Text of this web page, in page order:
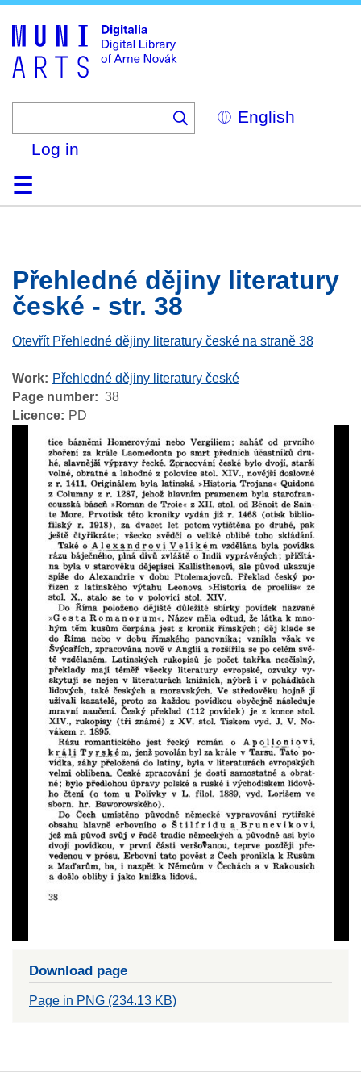
Select
your
Log in
HomeBrowse
Search
About
HelpContactDigitalia
Přehledné dějiny literatury
české - str. 38
Otevřít Přehledné dějiny literatury české na straně 38
Work
Přehledné dějiny literatury české
Page number
38
Licence
PD
Download page
Page in PNG (234.13 KB)